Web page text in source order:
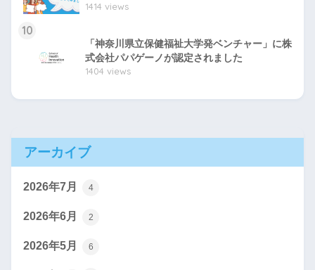
1414 views
10
「神奈川県立保健福祉大学発ベンチャー」に株
式会社パパゲーノが認定されました
1404 views
アーカイブ
2026年7月 4
2026年6月 2
2026年5月 6